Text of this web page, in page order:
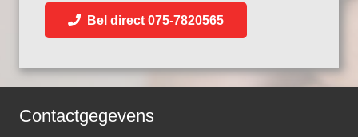
Bel direct 075-7820565
Contactgegevens